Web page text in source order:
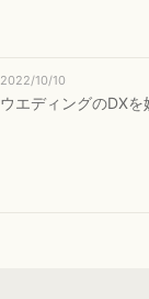
2022/10/10
ウエディングのDXを